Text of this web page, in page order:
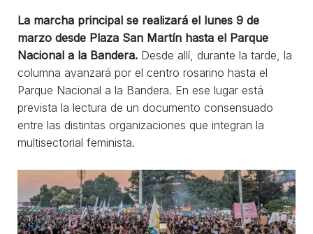
La marcha principal se realizará el lunes 9 de
marzo desde Plaza San Martín hasta el Parque
Nacional a la Bandera. Desde allí, durante la tarde, la
columna avanzará por el centro rosarino hasta el
Parque Nacional a la Bandera. En ese lugar está
prevista la lectura de un documento consensuado
entre las distintas organizaciones que integran la
multisectorial feminista.